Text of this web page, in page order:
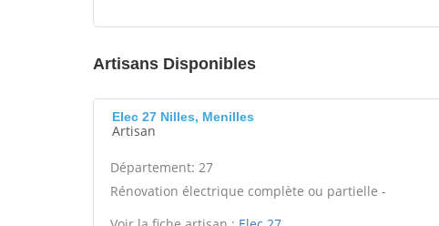
Artisans Disponibles
Elec 27 Nilles, Menilles
Artisan
Département: 27
Rénovation électrique complète ou partielle -